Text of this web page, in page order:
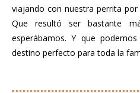
viajando con nuestra perrita
Que resultó ser bastante
esperábamos. Y que
destino perfecto para toda la